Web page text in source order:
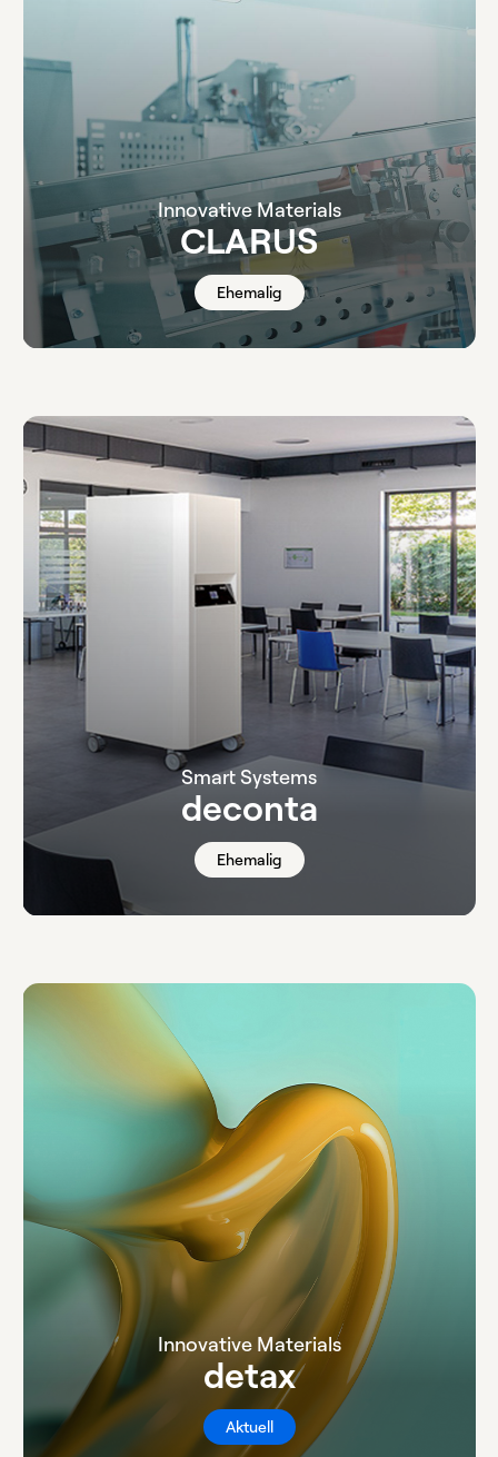
Innovative Materials
CLARUS
Ehemalig
Smart Systems
deconta
Ehemalig
Innovative Materials
detax
Aktuell